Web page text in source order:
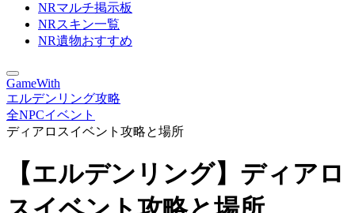
NRマルチ掲示板
NRスキン一覧
NR遺物おすすめ
GameWith
エルデンリング攻略
全NPCイベント
ディアロスイベント攻略と場所
【エルデンリング】ディアロ